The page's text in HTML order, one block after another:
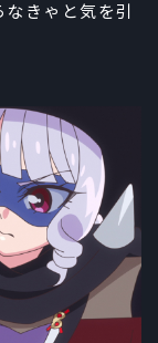
きゃと気を引